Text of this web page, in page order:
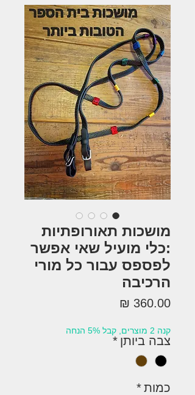
מושכות תאורופתיות
:כלי מועיל שאי אפשר
לפספס עבור כל מורי
הרכיבה
קנה 2 מוצרים, קבל 5% הנחה
צבה ביותן *
כמות*